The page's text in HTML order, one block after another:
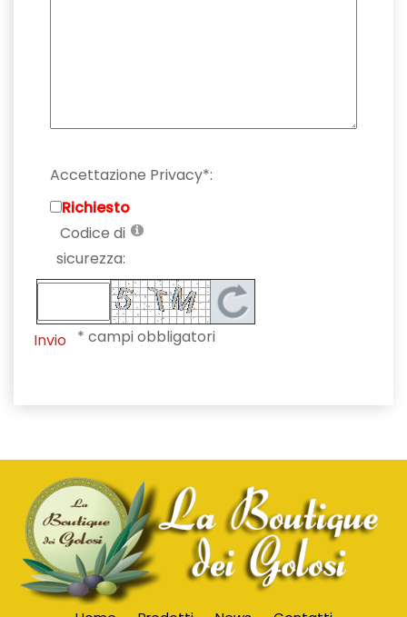
Accettazione Privacy*:
Richiesto
Codice di
sicurezza:
Invio * campi obbligatori